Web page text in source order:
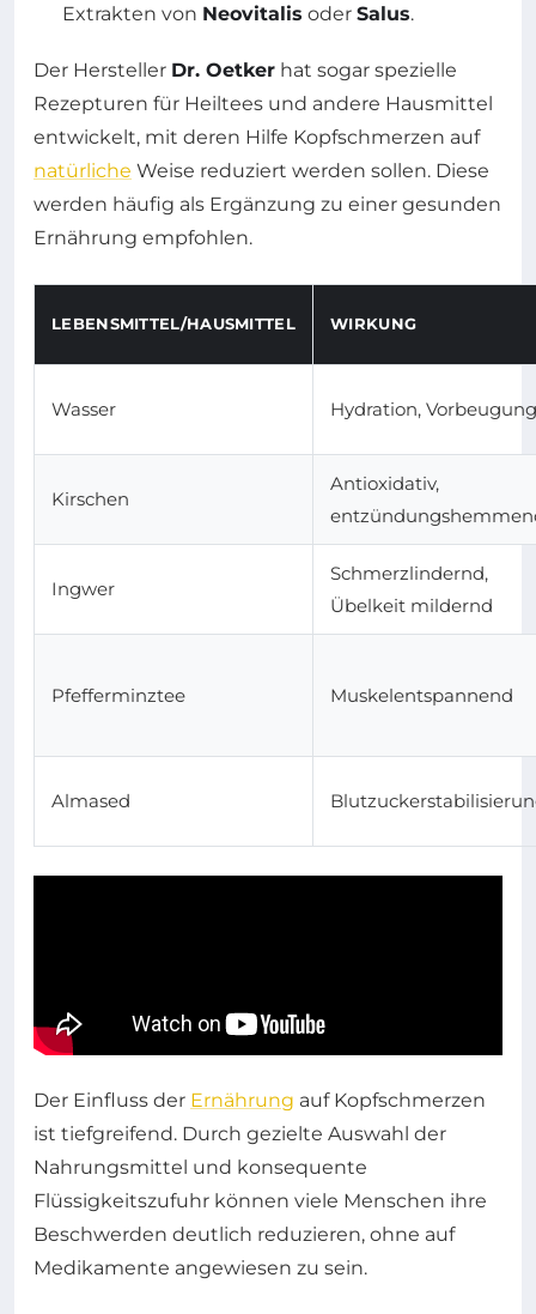
Extrakten von Neovitalis oder Salus.
Der Hersteller Dr. Oetker hat sogar spezielle
Rezepturen für Heiltees und andere Hausmittel
entwickelt, mit deren Hilfe Kopfschmerzen auf
natürliche Weise reduziert werden sollen. Diese
werden häufig als Ergänzung zu einer gesunden
Ernährung empfohlen.
LEBENSMITTEL/HAUSMITTEL WIRKUNG
Wasser Hydration, Vorbeugung
Kirschen
Antioxidativ,
Ingwer
Schmerzlindernd,
Übelkeit mildernd
Pfefferminztee Muskelentspannend
Almased
Der Einfluss der Ernährung auf Kopfschmerzen
ist tiefgreifend. Durch gezielte Auswahl der
Nahrungsmittel und konsequente
Flüssigkeitszufuhr können viele Menschen ihre
Beschwerden deutlich reduzieren, ohne auf
Medikamente angewiesen zu sein.